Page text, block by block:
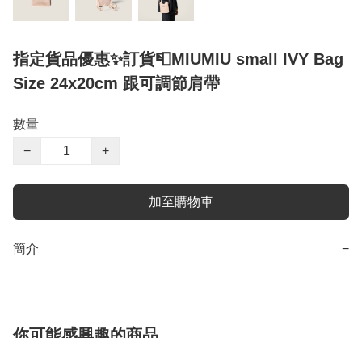
指定貨品優惠✨訂貨📮MIUMIU small IVY Bag
Size 24x20cm 跟可調節肩帶
數量
−
+
加至購物車
簡介 −